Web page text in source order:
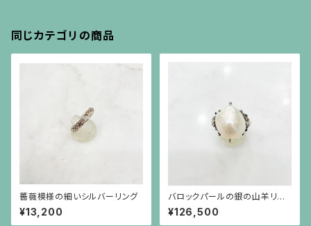
同じカテゴリの商品
薔薇模様の細いシルバーリング
¥13,200
バロックパールの銀の山羊リン
グ
¥126,500